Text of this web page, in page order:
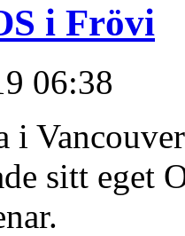
i Frövi
06:38
i
sitt eget